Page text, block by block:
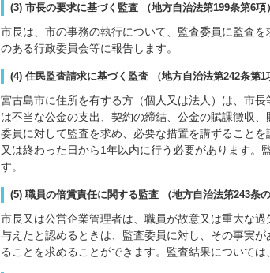
(3) 市長の要求に基づく監査 （地方自治法第199条第6項）
市長は、市の事務の執行について、監査委員に監査
のある行政委員会等に報告します。
(4) 住民監査請求に基づく監査 （地方自治法第242条第1
宮古島市に住所を有する方（個人又は法人）は、市
は不当な公金の支出、契約の締結、公金の賦課徴収
委員に対して監査を求め、必要な措置を講ずること
又は終わった日から1年以内に行う必要があります。
す。
(5) 職員の倍賞責任に関する監査 （地方自治法第243条
市長又は公営企業管理者は、職員が故意又は重大な
与えたと認めるときは、監査委員に対し、その事実
ることを求めることができます。監査結果について